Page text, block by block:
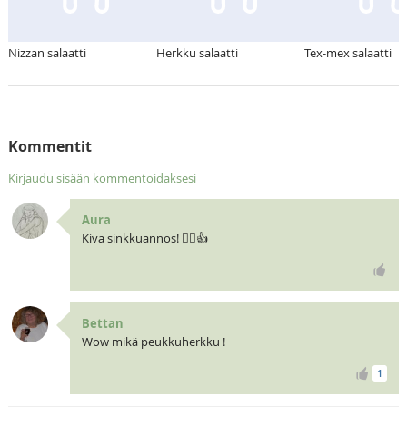
Nizzan salaatti Herkku salaatti Tex-mex salaatti
Kommentit
Kirjaudu sisään kommentoidaksesi
Aura
Kiva sinkkuannos! 🧝‍♀️👍
Bettan
Wow mikä peukkuherkku !
1